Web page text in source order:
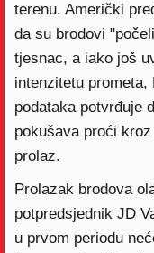
terenu. Američki
da su brodovi
tjesnac, a iako još
intenzitetu
podataka potvrđuje
pokušava proći
prolaz.
Prolazak brodova
potpredsjednik JD
u prvom periodu